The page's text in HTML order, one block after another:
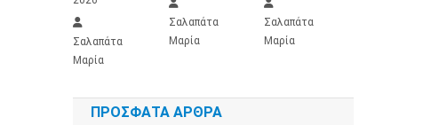
Σαλαπάτα
Μαρία
Σαλαπάτα
Μαρία
Σαλαπάτα
Μαρία
ΠΡΌΣΦΑΤΑ ΆΡΘΡΑ